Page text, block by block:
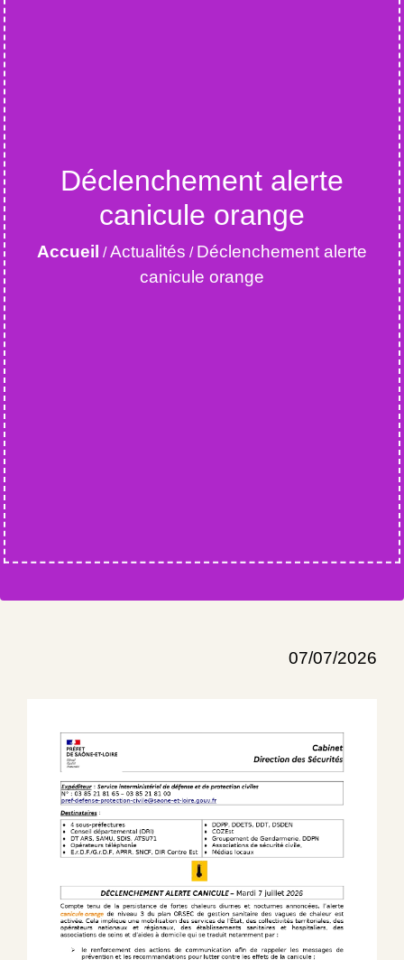
Déclenchement alerte
canicule orange
Accueil /Actualités / Déclenchement alerte
canicule orange
07/07/2026